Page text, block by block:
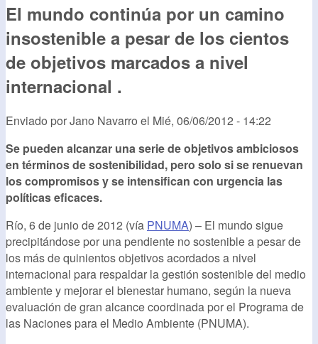
El mundo continúa por un camino
insostenible a pesar de los cientos
de objetivos marcados a nivel
internacional .
Enviado porJano Navarro el Mié, 06/06/2012 - 14:22
Se pueden alcanzar una serie de objetivos ambiciosos
en términos de sostenibilidad, pero solo si se renuevan
los compromisos y se intensifican con urgencia las
políticas eficaces.
Río, 6 de junio de 2012 (vía PNUMA) – El mundo sigue
precipitándose por una pendiente no sostenible a pesar de
los más de quinientos objetivos acordados a nivel
internacional para respaldar la gestión sostenible del medio
ambiente y mejorar el bienestar humano, según la nueva
evaluación de gran alcance coordinada por el Programa de
las Naciones para el Medio Ambiente (PNUMA).